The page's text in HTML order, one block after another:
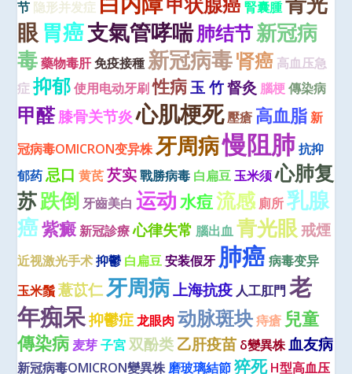
节 隐形并发症 腎囊腫
眼 胃癌支氣管哮喘肺结节新冠病
毒 藥物毒肝免疫接種 新冠病毒肾癌 高血压急
症 抑郁 使用电动牙刷 性病玉 竹督灸 腦梗 傳染病
甲醛膝骨关节炎心肌梗死壓瘡 高血脂 新
冠病毒OMICRON变异株牙周病慢阻肺 抗抑
郁药 忌口 黄芪 芡实 戰勝病毒 白扁豆 玉米须 心肺复
苏跌倒 牙齒美白 运动水痘流感 廁所 乳腺
癌紫癜新冠診療 心律失常 腦出血 青光眼戒煙
近视激光手术 抑鬱 白扁豆 安装假牙 肺癌 病毒变异
玉米鬚 薏苡仁牙周病上海抗疫 人工肛門 老
年痴呆抑鬱症龙眼肉 动脉斑块 痔瘡 兒童
傳染病 麦芽 子宮 双酚类乙肝疫苗 δ變異株血友病
新冠病毒OMICRON變異株 磨玻璃結節 猝死 H型高血压